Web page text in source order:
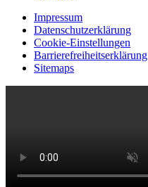
Impressum
Datenschutzerklärung
Cookie-Einstellungen
Barrierefreiheitserklärung
Sitemaps